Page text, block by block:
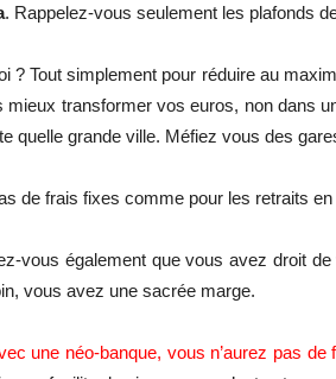
. Rappelez-vous seulement les plafonds
? Tout simplement pour réduire au
mieux transformer vos euros, non dans
quelle grande ville. Méfiez vous des
de frais fixes comme pour les retraits
vous également que vous avez droit
vous avez une sacrée marge.
une néo-banque, vous n’aurez pas de